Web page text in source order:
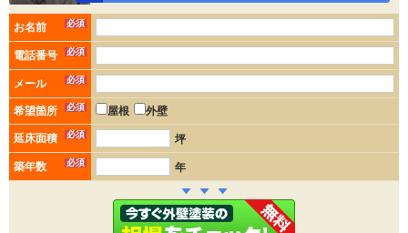
お名前 必須
電話番号 必須
メール 必須
希望箇所 必須 屋根 外壁
延床面積 必須 坪
築年数 必須 年